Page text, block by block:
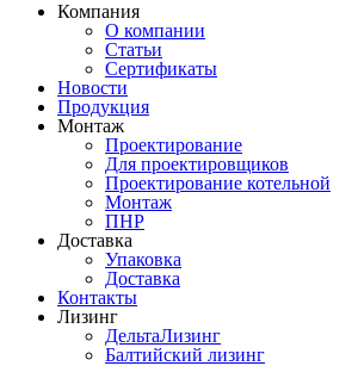
Компания
О компании
Статьи
Сертификаты
Новости
Продукция
Монтаж
Проектирование
Для проектировщиков
Проектирование котельной
Монтаж
ПНР
Доставка
Упаковка
Доставка
Контакты
Лизинг
ДельтаЛизинг
Балтийский лизинг